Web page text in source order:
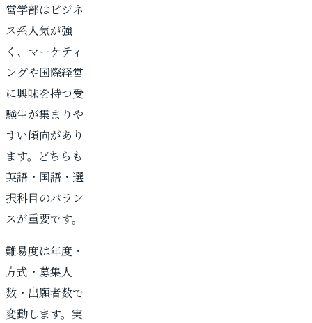
営学部はビジネ
ス系人気が強
く、マーケティ
ングや国際経営
に興味を持つ受
験生が集まりや
すい傾向があり
ます。どちらも
英語・国語・選
択科目のバラン
スが重要です。
難易度は年度・
方式・募集人
数・出願者数で
変動します。実